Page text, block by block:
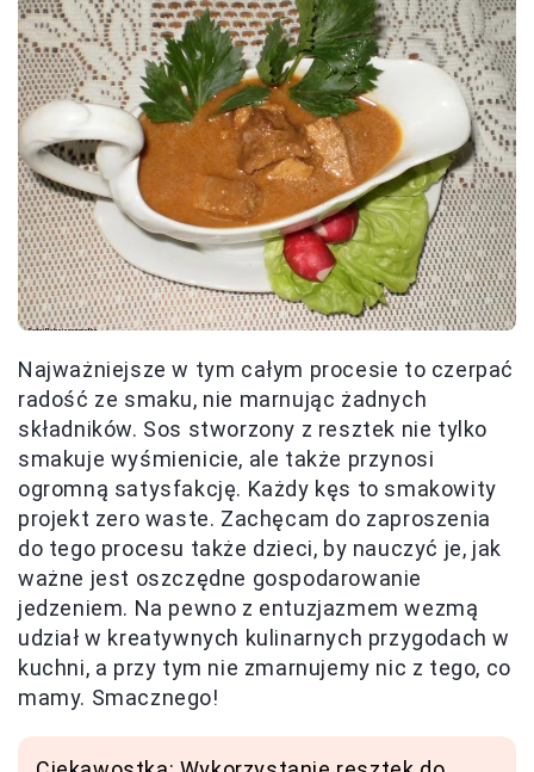
Najważniejsze w tym całym procesie to czerpać
radość ze smaku, nie marnując żadnych
składników. Sos stworzony z resztek nie tylko
smakuje wyśmienicie, ale także przynosi
ogromną satysfakcję. Każdy kęs to smakowity
projekt zero waste. Zachęcam do zaproszenia
do tego procesu także dzieci, by nauczyć je, jak
ważne jest oszczędne gospodarowanie
jedzeniem. Na pewno z entuzjazmem wezmą
udział w kreatywnych kulinarnych przygodach w
kuchni, a przy tym nie zmarnujemy nic z tego, co
mamy. Smacznego!